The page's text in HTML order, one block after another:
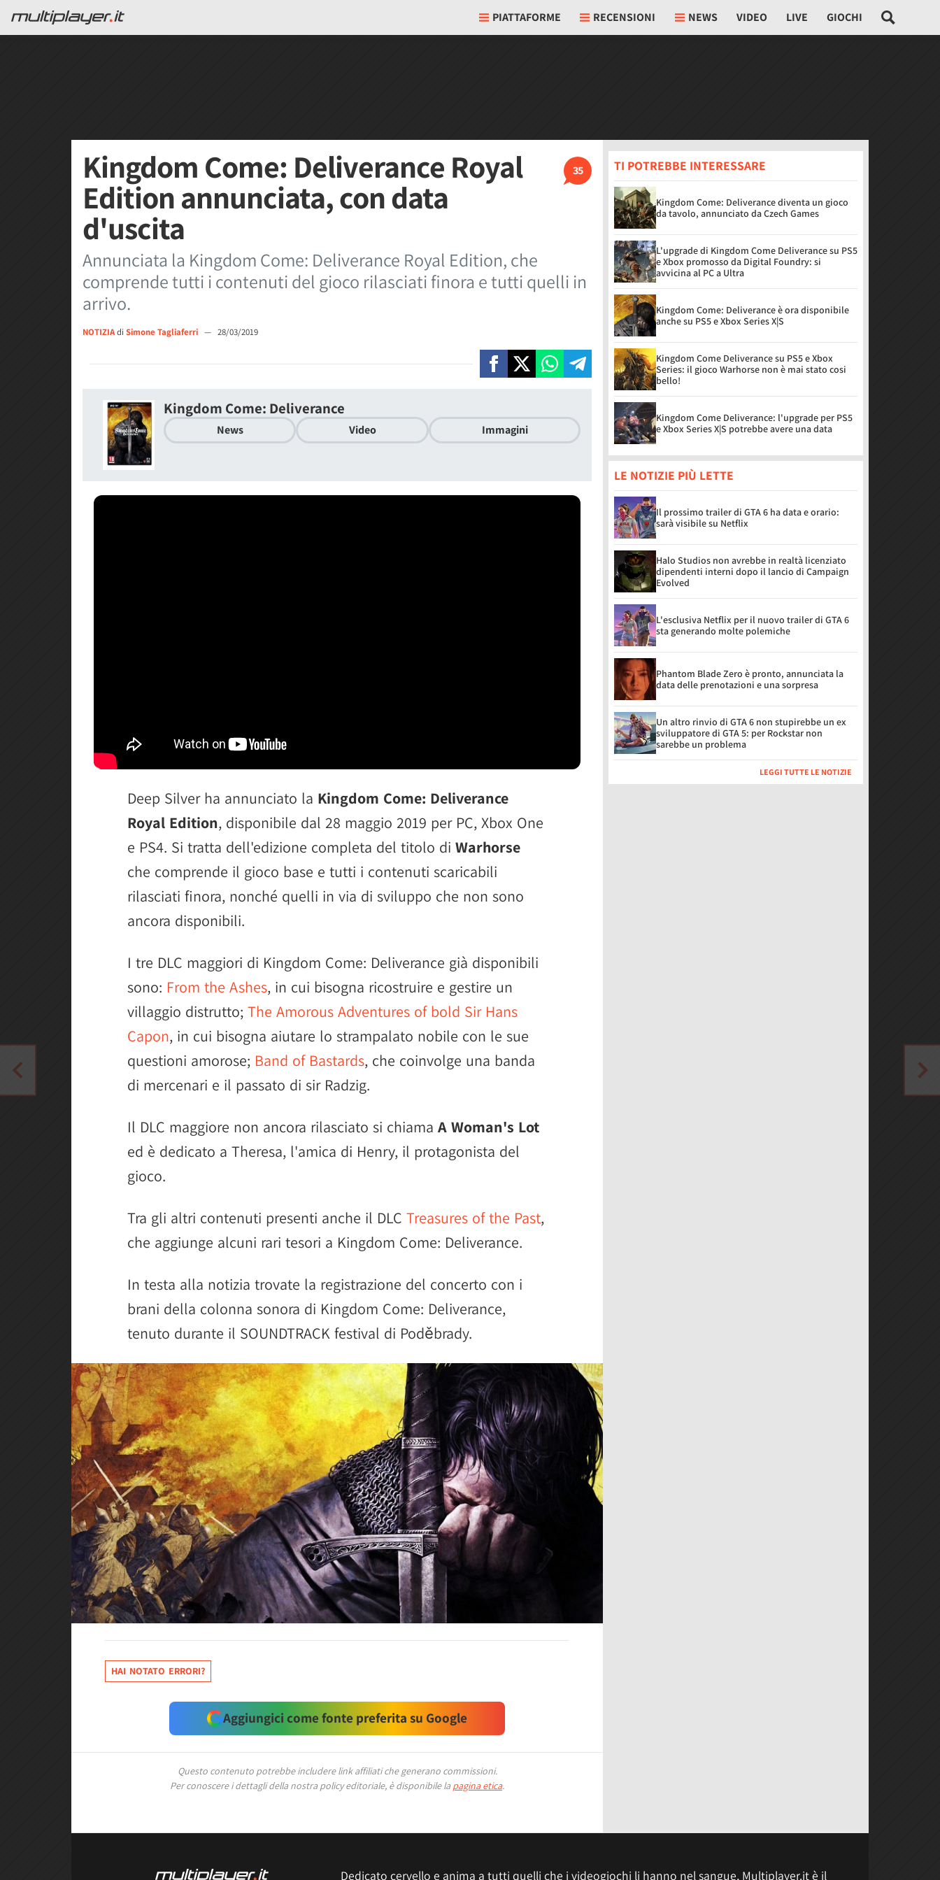
PIATTAFORME RECENSIONI NEWS VIDEO LIVE GIOCHI
35
Kingdom Come: Deliverance Royal
Edition annunciata, con data
d'uscita
Annunciata la Kingdom Come: Deliverance Royal Edition, che
comprende tutti i contenuti del gioco rilasciati finora e tutti quelli in
arrivo.
NOTIZIAdi Simone Tagliaferri — 28/03/2019
Kingdom Come: Deliverance
News Video Immagini
Deep Silver ha annunciato la Kingdom Come: Deliverance
Royal Edition, disponibile dal 28 maggio 2019 per PC, Xbox One
e PS4. Si tratta dell'edizione completa del titolo di Warhorse
che comprende il gioco base e tutti i contenuti scaricabili
rilasciati finora, nonché quelli in via di sviluppo che non sono
ancora disponibili.
I tre DLC maggiori di Kingdom Come: Deliverance già disponibili
sono: From the Ashes, in cui bisogna ricostruire e gestire un
villaggio distrutto; The Amorous Adventures of bold Sir Hans
Capon, in cui bisogna aiutare lo strampalato nobile con le sue
questioni amorose; Band of Bastards, che coinvolge una banda
di mercenari e il passato di sir Radzig.
Il DLC maggiore non ancora rilasciato si chiama A Woman's Lot
ed è dedicato a Theresa, l'amica di Henry, il protagonista del
gioco.
Tra gli altri contenuti presenti anche il DLC Treasures of the Past,
che aggiunge alcuni rari tesori a Kingdom Come: Deliverance.
In testa alla notizia trovate la registrazione del concerto con i
brani della colonna sonora di Kingdom Come: Deliverance,
tenuto durante il SOUNDTRACK festival di Poděbrady.
HAI NOTATO ERRORI?
Aggiungici come fonte preferita su Google
Questo contenuto potrebbe includere link affiliati che generano commissioni.
Per conoscere i dettagli della nostra policy editoriale, è disponibile la pagina etica.
TI POTREBBE INTERESSARE
Kingdom Come: Deliverance diventa un gioco
da tavolo, annunciato da Czech Games
L'upgrade di Kingdom Come Deliverance su PS5
e Xbox promosso da Digital Foundry: si
avvicina al PC a Ultra
Kingdom Come: Deliverance è ora disponibile
anche su PS5 e Xbox Series X|S
Kingdom Come Deliverance su PS5 e Xbox
Series: il gioco Warhorse non è mai stato cosi
bello!
Kingdom Come Deliverance: l'upgrade per PS5
e Xbox Series X|S potrebbe avere una data
LE NOTIZIE PIÙ LETTE
Il prossimo trailer di GTA 6 ha data e orario:
sarà visibile su Netflix
Halo Studios non avrebbe in realtà licenziato
dipendenti interni dopo il lancio di Campaign
Evolved
L'esclusiva Netflix per il nuovo trailer di GTA 6
sta generando molte polemiche
Phantom Blade Zero è pronto, annunciata la
data delle prenotazioni e una sorpresa
Un altro rinvio di GTA 6 non stupirebbe un ex
sviluppatore di GTA 5: per Rockstar non
sarebbe un problema
LEGGI TUTTE LE NOTIZIE
Dedicato cervello e anima a tutti quelli che i videogiochi li hanno nel sangue, Multiplayer.it è il